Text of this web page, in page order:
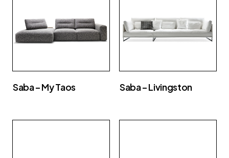
Saba – My Taos Saba – Livingston